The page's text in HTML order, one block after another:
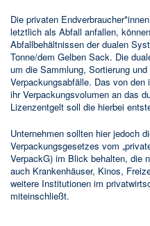
Die privaten
letztlich als Abfall anfallen,
Abfallbehältnissen der dualen
Tonne/dem Gelben Sack. Die
um die Sammlung, Sortierung
Verpackungsabfälle. Das von den
ihr Verpackungsvolumen an das
Lizenzentgelt soll die hierbei
Unternehmen sollten hier jedoch
Verpackungsgesetzes vom
VerpackG) im Blick behalten, die
auch Krankenhäuser, Kinos,
weitere Institutionen im
miteinschließt.